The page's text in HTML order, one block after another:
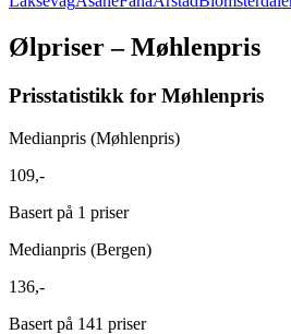
Ølpriser – Møhlenpris
Prisstatistikk for Møhlenpris
Medianpris (Møhlenpris)
109,-
Basert på 1 priser
Medianpris (Bergen)
136,-
Basert på 141 priser